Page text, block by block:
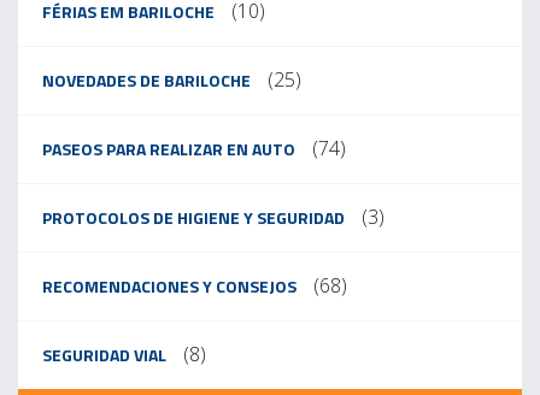
FÉRIAS EM BARILOCHE (10)
NOVEDADES DE BARILOCHE (25)
PASEOS PARA REALIZAR EN AUTO (74)
PROTOCOLOS DE HIGIENE Y SEGURIDAD (3)
RECOMENDACIONES Y CONSEJOS (68)
SEGURIDAD VIAL (8)